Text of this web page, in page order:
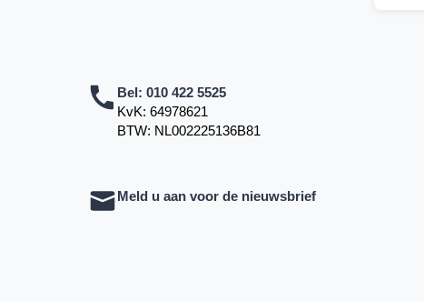
Bel: 010 422 5525
KvK: 64978621
BTW: NL002225136B81
Meld u aan voor de nieuwsbrief